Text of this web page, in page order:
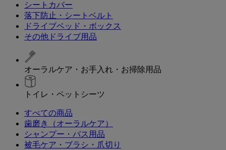
シートカバー
落下防止・シートベルト
ドライブベッド・ボックス
その他ドライブ用品
オーラルケア・お手入れ・お掃除用品
トイレ・ペットシーツ
すべての商品
歯磨き（オーラルケア）
シャンプー・バス用品
被毛ケア・ブラシ・爪切り